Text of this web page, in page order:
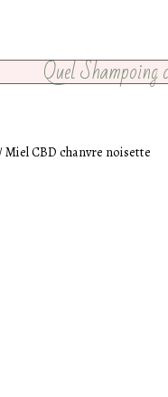
Quel
Miel CBD chanvre noisette